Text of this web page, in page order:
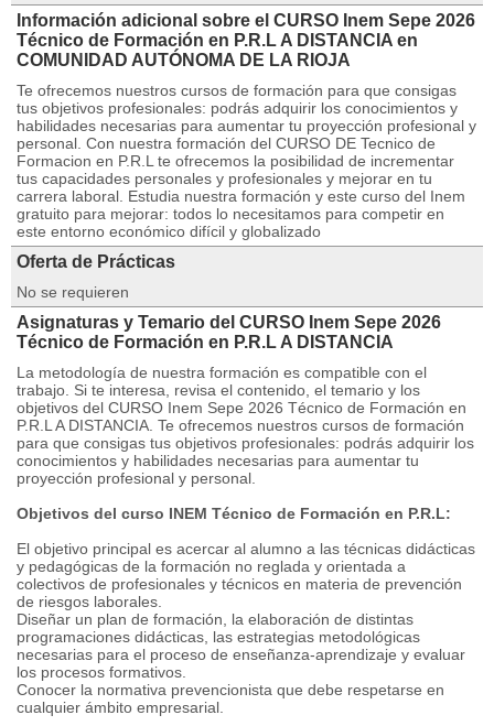
Información adicional sobre el CURSO Inem Sepe 2026
Técnico de Formación en P.R.L A DISTANCIA en
COMUNIDAD AUTÓNOMA DE LA RIOJA
Te ofrecemos nuestros cursos de formación para que consigas
tus objetivos profesionales: podrás adquirir los conocimientos y
habilidades necesarias para aumentar tu proyección profesional y
personal. Con nuestra formación del CURSO DE Tecnico de
Formacion en P.R.L te ofrecemos la posibilidad de incrementar
tus capacidades personales y profesionales y mejorar en tu
carrera laboral. Estudia nuestra formación y este curso del Inem
gratuito para mejorar: todos lo necesitamos para competir en
este entorno económico difícil y globalizado
Oferta de Prácticas
No se requieren
Asignaturas y Temario del CURSO Inem Sepe 2026
Técnico de Formación en P.R.L A DISTANCIA
La metodología de nuestra formación es compatible con el
trabajo. Si te interesa, revisa el contenido, el temario y los
objetivos del CURSO Inem Sepe 2026 Técnico de Formación en
P.R.L A DISTANCIA. Te ofrecemos nuestros cursos de formación
para que consigas tus objetivos profesionales: podrás adquirir los
conocimientos y habilidades necesarias para aumentar tu
proyección profesional y personal.
Objetivos del curso INEM Técnico de Formación en P.R.L:
El objetivo principal es acercar al alumno a las técnicas didácticas
y pedagógicas de la formación no reglada y orientada a
colectivos de profesionales y técnicos en materia de prevención
de riesgos laborales.
Diseñar un plan de formación, la elaboración de distintas
programaciones didácticas, las estrategias metodológicas
necesarias para el proceso de enseñanza-aprendizaje y evaluar
los procesos formativos.
Conocer la normativa prevencionista que debe respetarse en
cualquier ámbito empresarial.